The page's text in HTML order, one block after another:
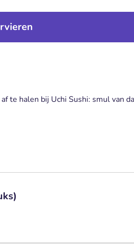
te halen bij Uchi Sushi: smul van